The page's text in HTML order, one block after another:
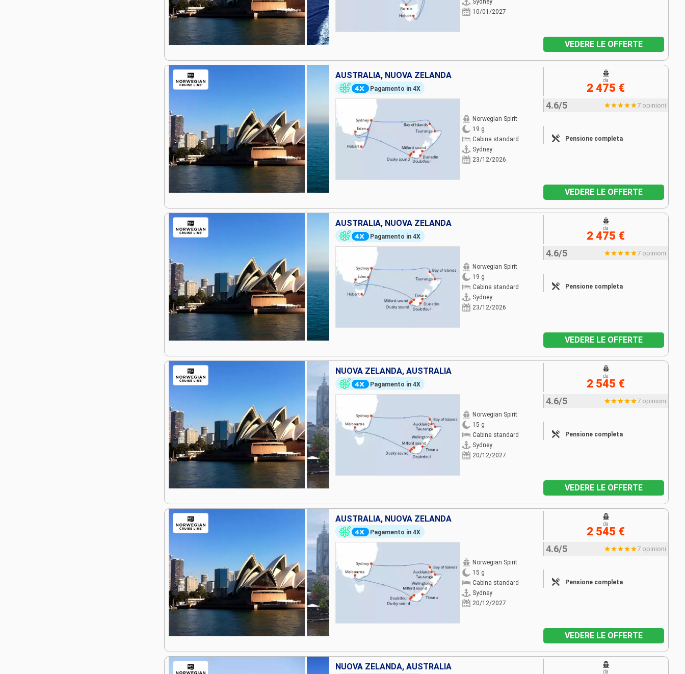
Sydney
10/01/2027
VEDERE LE OFFERTE
AUSTRALIA, NUOVA ZELANDA
Pagamento in 4X
Norwegian Spirit
19 g
Cabina standard
Sydney
23/12/2026
4.6/5 7 opinioni
Pensione completa
da
2 475 €
VEDERE LE OFFERTE
AUSTRALIA, NUOVA ZELANDA
Pagamento in 4X
Norwegian Spirit
19 g
Cabina standard
Sydney
23/12/2026
4.6/5 7 opinioni
Pensione completa
da
2 475 €
VEDERE LE OFFERTE
NUOVA ZELANDA, AUSTRALIA
Pagamento in 4X
Norwegian Spirit
15 g
Cabina standard
Sydney
20/12/2027
4.6/5 7 opinioni
Pensione completa
da
2 545 €
VEDERE LE OFFERTE
AUSTRALIA, NUOVA ZELANDA
Pagamento in 4X
Norwegian Spirit
15 g
Cabina standard
Sydney
20/12/2027
4.6/5 7 opinioni
Pensione completa
da
2 545 €
VEDERE LE OFFERTE
NUOVA ZELANDA, AUSTRALIA
da